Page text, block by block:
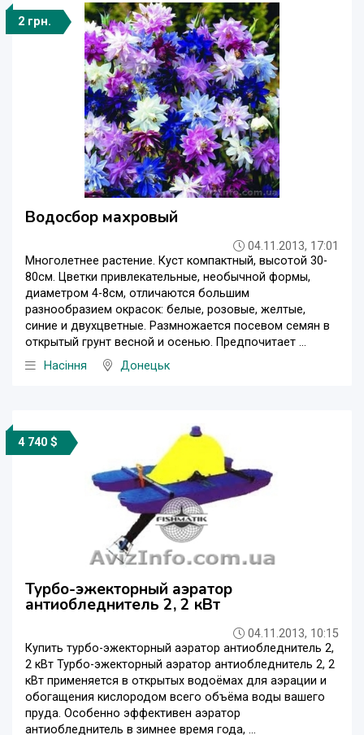
2 грн.
Водосбор махровый
04.11.2013, 17:01
Многолетнее растение. Куст компактный, высотой 30-
80см. Цветки привлекательные, необычной формы,
диаметром 4-8см, отличаются большим
разнообразием окрасок: белые, розовые, желтые,
синие и двухцветные. Размножается посевом семян в
открытый грунт весной и осенью. Предпочитает ...
Насіння
Донецьк
4 740 $
Турбо-эжекторный аэратор
антиобледнитель 2, 2 кВт
04.11.2013, 10:15
Купить турбо-эжекторный аэратор антиобледнитель 2,
2 кВт Турбо-эжекторный аэратор антиобледнитель 2, 2
кВт применяется в открытых водоёмах для аэрации и
обогащения кислородом всего объёма воды вашего
пруда. Особенно эффективен аэратор
антиобледнитель в зимнее время года, ...